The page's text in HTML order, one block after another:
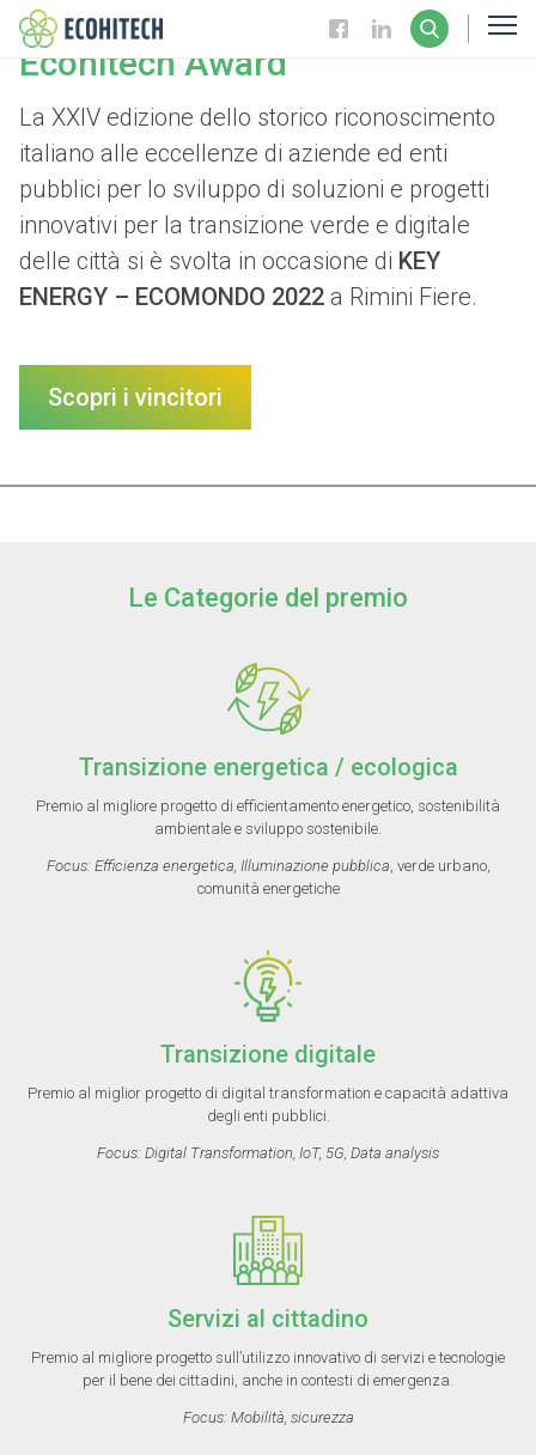
Ecohitech Award
La XXIV edizione dello storico riconoscimento
italiano alle eccellenze di aziende ed enti
pubblici per lo sviluppo di soluzioni e progetti
innovativi per la transizione verde e digitale
delle città si è svolta in occasione di KEY
ENERGY – ECOMONDO 2022 a Rimini Fiere.
Scopri i vincitori
Le Categorie del premio
Transizione energetica / ecologica
Premio al migliore progetto di efficientamento energetico, sostenibilità
ambientale e sviluppo sostenibile.
Focus: Efficienza energetica, Illuminazione pubblica, verde urbano,
comunità energetiche
Transizione digitale
Premio al miglior progetto di digital transformation e capacità adattiva
degli enti pubblici.
Focus: Digital Transformation, IoT, 5G, Data analysis
Servizi al cittadino
Premio al migliore progetto sull’utilizzo innovativo di servizi e tecnologie
per il bene dei cittadini, anche in contesti di emergenza.
Focus: Mobilità, sicurezza